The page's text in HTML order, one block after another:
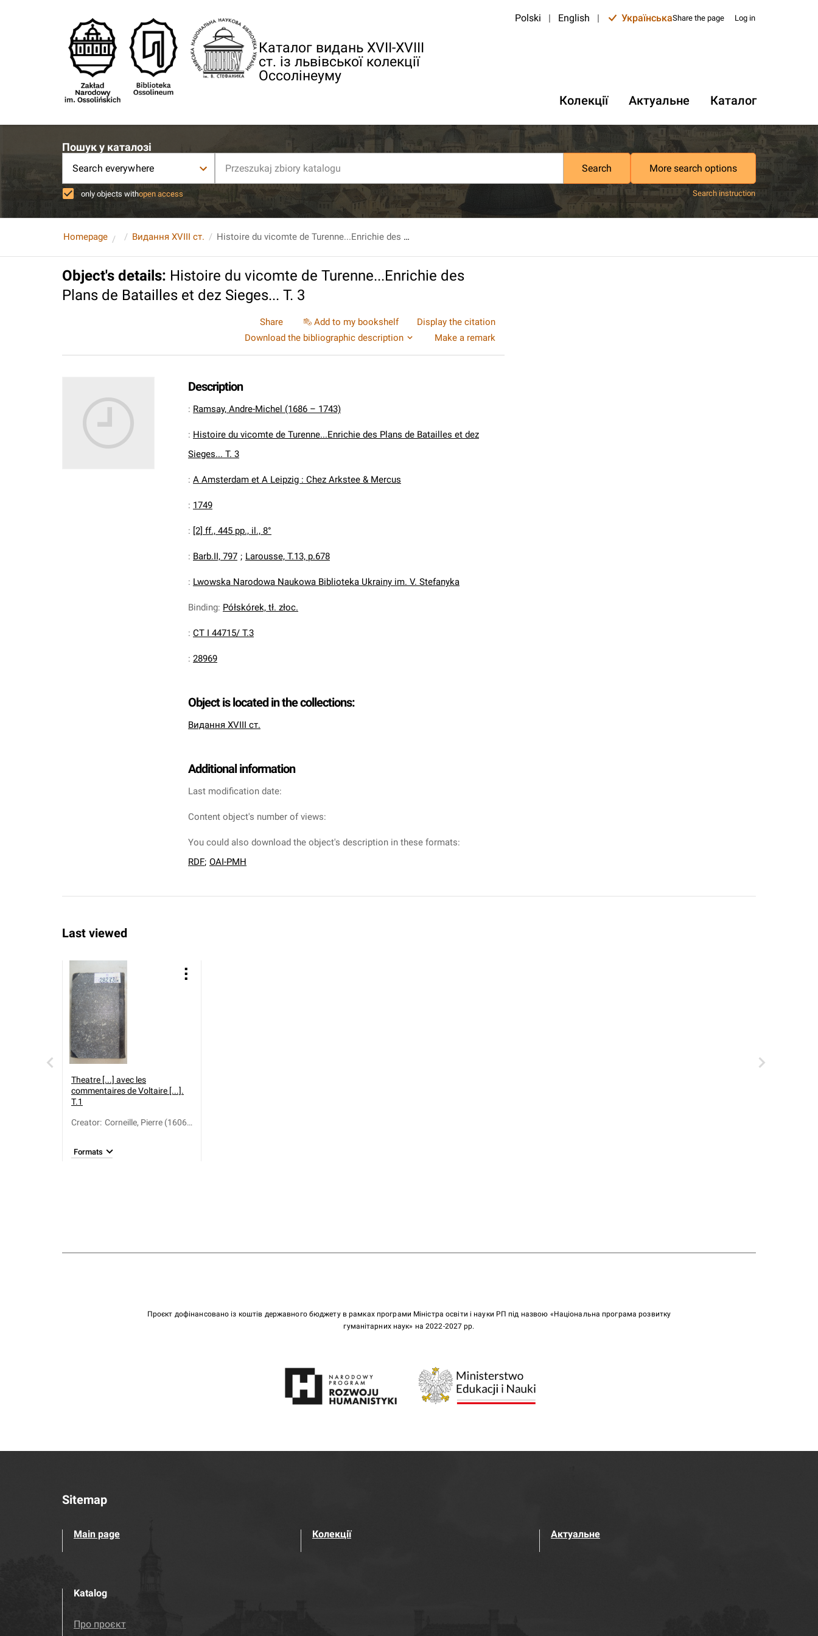
Каталог видань XVII-XVIII
ст. із львівської колекції
Оссолінеуму
Polski | English | УкраїнськаShare the page Log in
Колекції Актуальне Каталог
Пошук у каталозі
Search everywhere Search More search options
only objects withopen access Search instruction
Homepage Видання XVIII ст. Histoire du vicomte de Turenne...Enrichie des Plans de Batailles et dez Sieges... T. 3
Object's details: Histoire du vicomte de Turenne...Enrichie des
Plans de Batailles et dez Sieges... T. 3
Share Add to my bookshelf
Display the citation
Download the bibliographic description
Make a remark
Description
: Ramsay, Andre-Michel (1686 – 1743)
: Histoire du vicomte de Turenne...Enrichie des Plans de Batailles et dez
Sieges... T. 3
: A Amsterdam et A Leipzig : Chez Arkstee & Mercus
: 1749
: [2] ff., 445 pp., il., 8°
: Barb.II, 797 ; Larousse, T.13, p.678
: Lwowska Narodowa Naukowa Biblioteka Ukrainy im. V. Stefanyka
Binding: Półskórek, tł. złoc.
: CT I 44715/ T.3
: 28969
Object is located in the collections:
Видання XVIII ст.
Additional information
Last modification date:
Content object's number of views:
You could also download the object's description in these formats:
RDF; OAI-PMH
Last viewed
Theatre [...] avec les
commentaires de Voltaire [...].
T.1
Creator: Corneille, Pierre (1606-
Formats
Проєкт дофінансовано із коштів державного бюджету в рамках програми Міністра освіти і науки РП під назвою «Національна програма розвитку
гуманітарних наук» на 2022-2027 рр.
Sitemap
Main page Колекції Актуальне
Katalog
Про проєкт